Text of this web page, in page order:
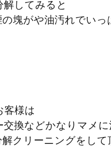
解してみると
塊がや油汚れでいっ
客様は
交換などかなりマメ
解クリーニングをし